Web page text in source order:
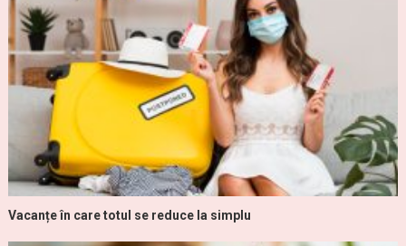
Vacanțe în care totul se reduce la simplu